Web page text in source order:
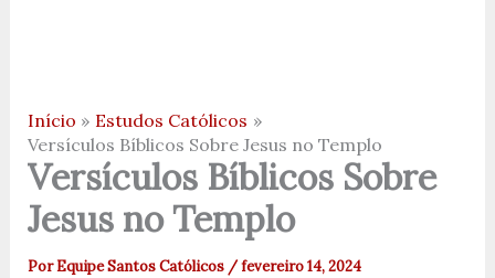
Início
Estudos Católicos
Versículos Bíblicos Sobre Jesus no Templo
Versículos Bíblicos Sobre
Jesus no Templo
PorEquipe Santos Católicos /fevereiro 14, 2024